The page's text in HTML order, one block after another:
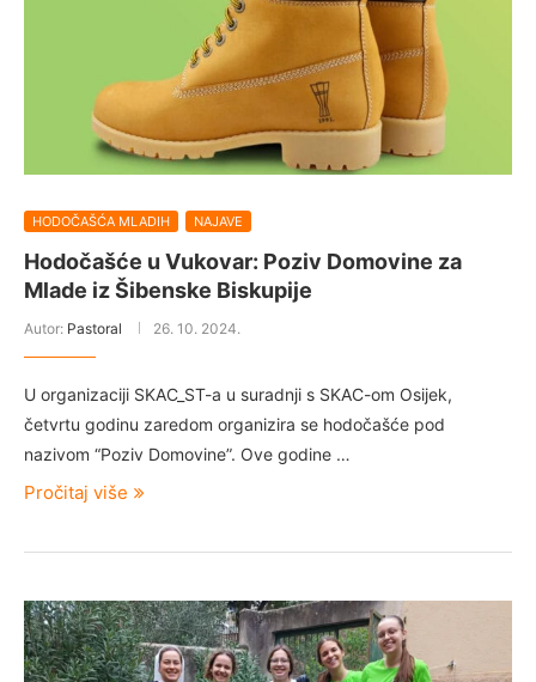
HODOČAŠĆA MLADIH NAJAVE
Hodočašće u Vukovar: Poziv Domovine za
Mlade iz Šibenske Biskupije
Autor: Pastoral 26. 10. 2024.
U organizaciji SKAC_ST-a u suradnji s SKAC-om Osijek,
četvrtu godinu zaredom organizira se hodočašće pod
nazivom “Poziv Domovine”. Ove godine …
Pročitaj više